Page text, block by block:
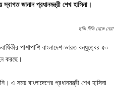
স্বাগত জানান প্রধানমন্ত্রী শেখ হাসিনা।
ছবিঃ টিভি থেকে নেয়া
পাশাপাশি বাংলাদেশ-ভারত বন্ধুত্বের ৫০
করছে।
এ সময় বাংলাদেশের প্রধানমন্ত্রী শেখ হাসিনা